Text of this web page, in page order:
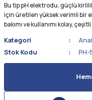
Bu tip pH elektrodu, güçlü
için üretilen yüksek verimli bir
bakımı ve kullanımı kolay,
Kategori
Stok Kodu
PH-